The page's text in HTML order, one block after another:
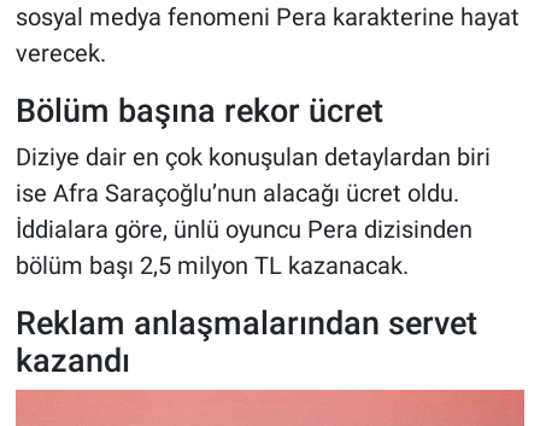
sosyal medya fenomeni Pera karakterine hayat
verecek.
Bölüm başına rekor ücret
Diziye dair en çok konuşulan detaylardan biri
ise Afra Saraçoğlu’nun alacağı ücret oldu.
İddialara göre, ünlü oyuncu Pera dizisinden
bölüm başı 2,5 milyon TL kazanacak.
Reklam anlaşmalarından servet
kazandı